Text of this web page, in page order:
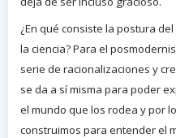
¿En qué consiste la postura
la ciencia? Para el
serie de racionalizaciones y
se da a sí misma para poder
el mundo que los rodea y por
construimos para entender el